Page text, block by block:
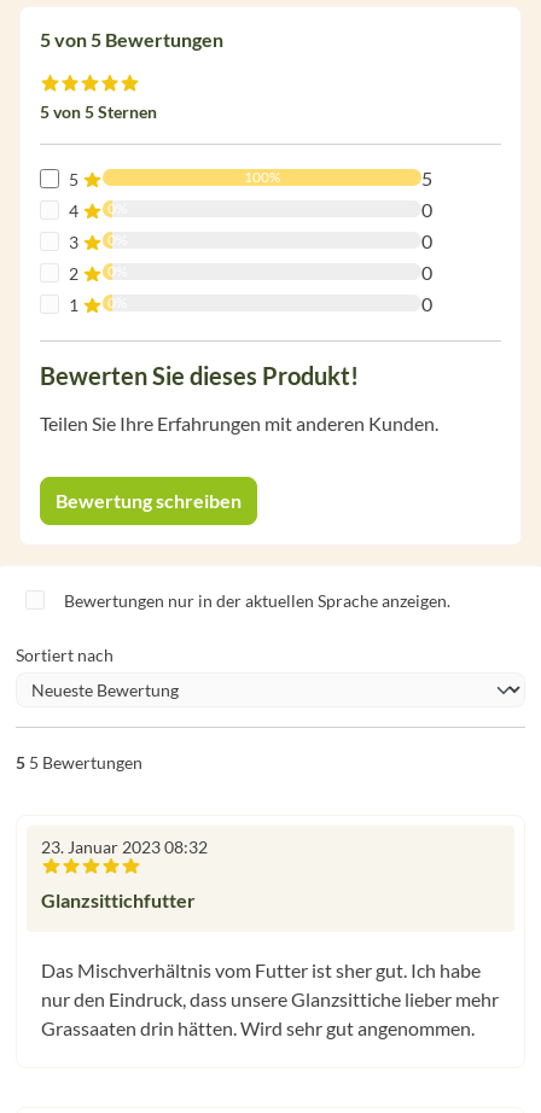
5 von 5 Bewertungen
Durchschnittliche Bewertung von 5 von 5 Sternen
5 von 5 Sternen
5 100% 5
4 0% 0
3 0% 0
2 0% 0
1 0% 0
Bewerten Sie dieses Produkt!
Teilen Sie Ihre Erfahrungen mit anderen Kunden.
Bewertung schreiben
Bewertungen nur in der aktuellen Sprache anzeigen.
Sortiert nach
5 5 Bewertungen
23. Januar 2023 08:32
Glanzsittichfutter
Das Mischverhältnis vom Futter ist sher gut. Ich habe
nur den Eindruck, dass unsere Glanzsittiche lieber mehr
Grassaaten drin hätten. Wird sehr gut angenommen.